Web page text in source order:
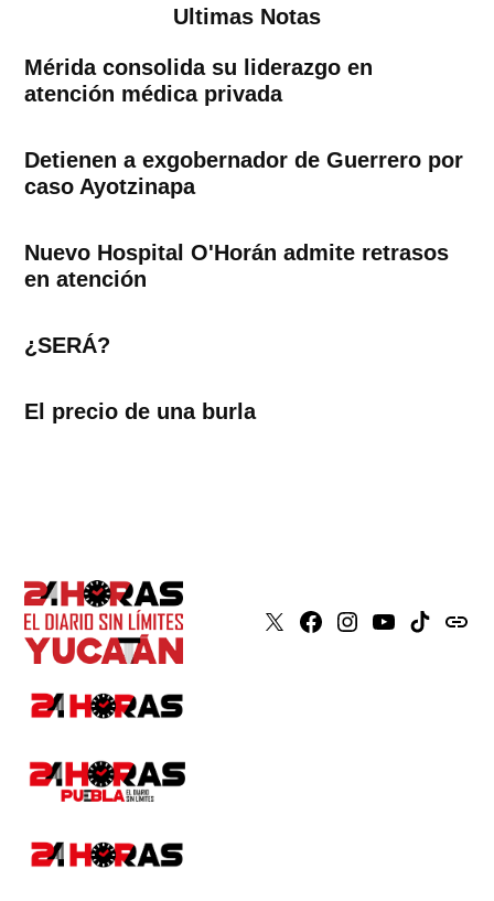
Ultimas Notas
Mérida consolida su liderazgo en
atención médica privada
Detienen a exgobernador de Guerrero por
caso Ayotzinapa
Nuevo Hospital O'Horán admite retrasos
en atención
¿SERÁ?
El precio de una burla
X Faceboook
Instagram
YoutubeTiktokissuu